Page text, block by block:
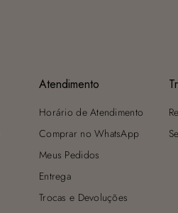
Atendimento
Horário de Atendimento
Comprar no WhatsApp
Meus Pedidos
Entrega
Trocas e Devoluções